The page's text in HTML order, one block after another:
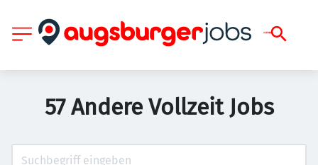
57 Andere Vollzeit Jobs